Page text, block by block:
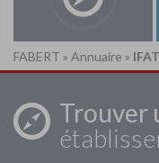
FABERT » Annuaire »
Trouver